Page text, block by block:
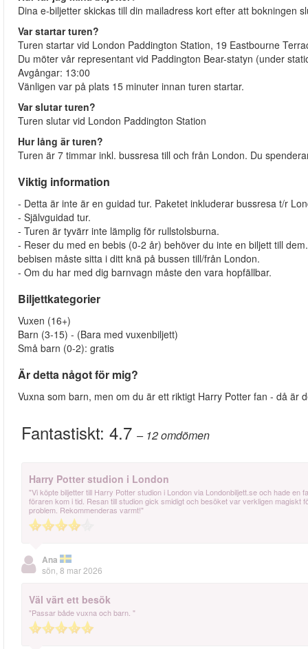
Dina e-biljetter skickas till din mailadress kort efter att bokningen
Var startar turen?
Turen startar vid London Paddington Station, 19 Eastbourne
Du möter vår representant vid Paddington Bear-statyn (under
Avgångar: 13:00
Vänligen var på plats 15 minuter innan turen startar.
Var slutar turen?
Turen slutar vid London Paddington Station
Hur lång är turen?
Turen är 7 timmar inkl. bussresa till och från London. Du
Viktig information
- Detta är inte är en guidad tur. Paketet inkluderar bussresa t/r
- Självguidad tur.
- Turen är tyvärr inte lämplig för rullstolsburna.
- Reser du med en bebis (0-2 år) behöver du inte en biljett till
bebisen måste sitta i ditt knä på bussen till/från London.
- Om du har med dig barnvagn måste den vara hopfällbar.
Biljettkategorier
Vuxen (16+)
Barn (3-15) - (Bara med vuxenbiljett)
Små barn (0-2): gratis
Är detta något för mig?
Vuxna som barn, men om du är ett riktigt Harry Potter fan - då är
Fantastiskt: 4.7 – 12omdömen
Harry Potter studion i London
"Vi köpte biljetter till Harry Potter studion i London via Londonbiljett.se och hade
föraren kom i tid. Resan till studion gick smidigt och besöket var verkligen
problem. Rekommenderas varmt!"
Ana
sön, 8 mar 2026
Väl värt ett besök
"Passar både vuxna och barn. "